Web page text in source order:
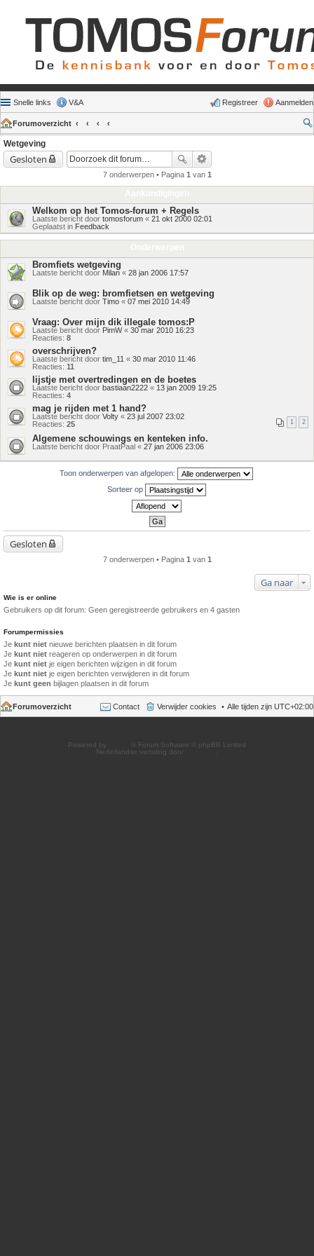
Snelle links V&A Aanmelden
Registreer
Forumoverzicht
Wetgeving
Gesloten
7 onderwerpen • Pagina 1 van 1
Welkom op het Tomos-forum + Regels
Laatste bericht door tomosforum « 21 okt 2000 02:01
Geplaatst in Feedback
Bromfiets wetgeving
Laatste bericht door Milan « 28 jan 2006 17:57
Blik op de weg: bromfietsen en wetgeving
Laatste bericht door Timo « 07 mei 2010 14:49
Vraag: Over mijn dik illegale tomos:P
Laatste bericht door PimW« 30 mar 2010 16:23
Reacties: 8
overschrijven?
Laatste bericht door tim_11 « 30 mar 2010 11:46
Reacties: 11
lijstje met overtredingen en de boetes
Laatste bericht door bastiaan2222 « 13 jan 2009 19:25
Reacties: 4
mag je rijden met 1 hand?
Laatste bericht door Volty « 23 jul 2007 23:02
Reacties: 25 1 2
Algemene schouwings en kenteken info.
Laatste bericht door PraatPaal « 27 jan 2006 23:06
Toon onderwerpen van afgelopen:
Sorteer op
Gesloten
7 onderwerpen • Pagina 1 van 1
Ga naar
Wie is er online
Gebruikers op dit forum: Geen geregistreerde gebruikers en 4 gasten
Forumpermissies
Je kunt niet nieuwe berichten plaatsen in dit forum
Je kunt niet reageren op onderwerpen in dit forum
Je kunt niet je eigen berichten wijzigen in dit forum
Je kunt niet je eigen berichten verwijderen in dit forum
Je kunt geen bijlagen plaatsen in dit forum
Forumoverzicht Alle tijden zijn UTC+02:00
Verwijder cookies
Contact
Powered by
® Forum Software © phpBB Limited
Nederlandse vertaling door